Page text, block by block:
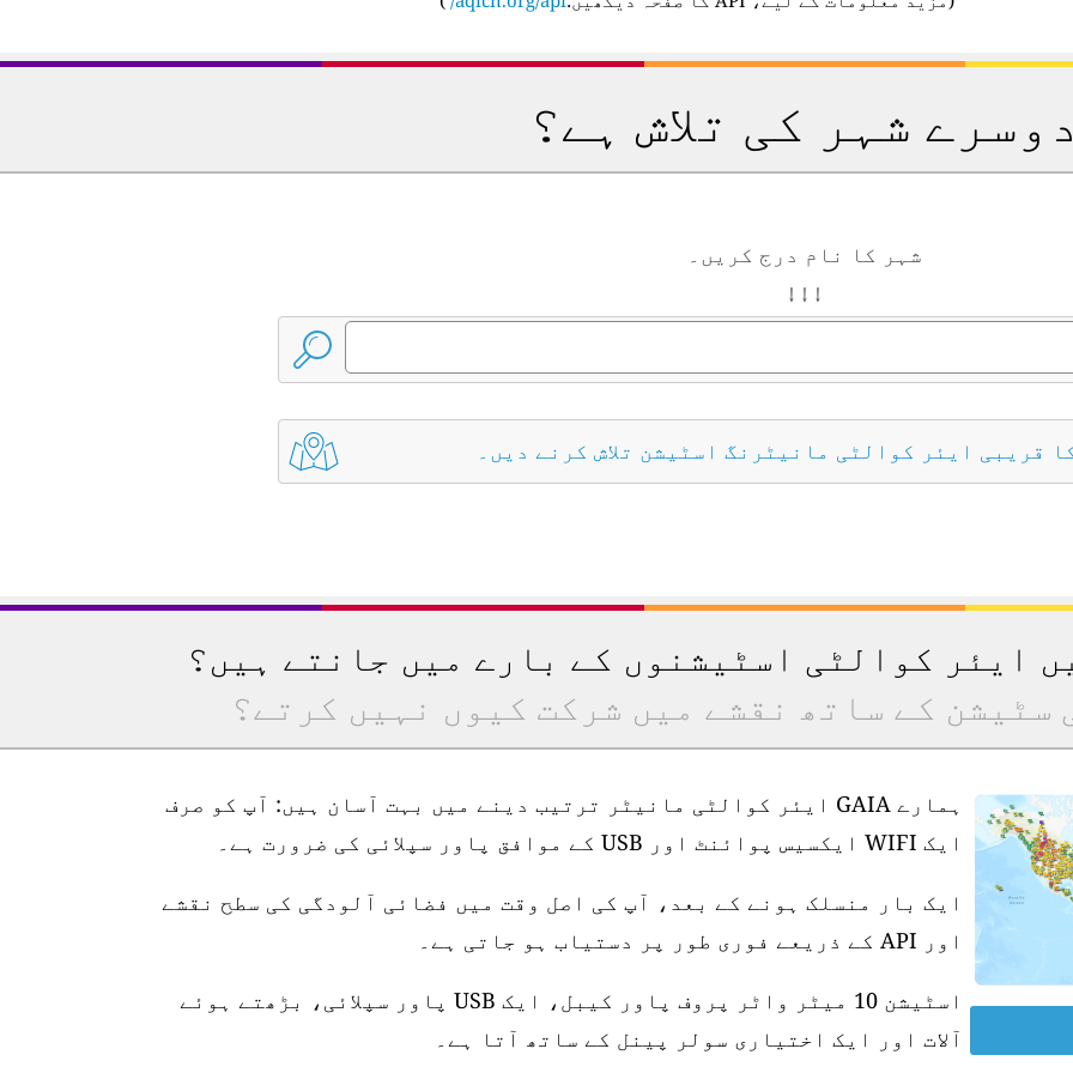
دوسرے شہر کی تلاش ہے؟
شہر کا نام درج کریں۔
↓ ↓ ↓
قریبی ایئر کوالٹی مانیٹرنگ اسٹیشن تلاش کرنے دیں۔
ایئر کوالٹی اسٹیشنوں کے بارے میں جانتے ہیں؟
سٹیشن کے ساتھ نقشے میں شرکت کیوں نہیں کرتے؟
ہمارے GAIA ایئر کوالٹی مانیٹر ترتیب دینے میں بہت آسان ہیں: آپ کو صرف
ایک WIFI ایکسیس پوائنٹ اور USB کے موافق پاور سپلائی کی ضرورت ہے۔
ایک بار منسلک ہونے کے بعد، آپ کی اصل وقت میں فضائی آلودگی کی سطح نقشے
اور API کے ذریعے فوری طور پر دستیاب ہو جاتی ہے۔
اسٹیشن 10 میٹر واٹر پروف پاور کیبل، ایک USB پاور سپلائی، بڑھتے ہوئے
آلات اور ایک اختیاری سولر پینل کے ساتھ آتا ہے۔